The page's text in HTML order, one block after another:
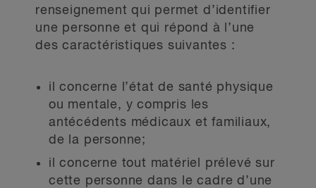
renseignement qui permet d’identifier
une personne et qui répond à l’une
des caractéristiques suivantes :
il concerne l’état de santé physique
ou mentale, y compris les
antécédents médicaux et familiaux,
de la personne;
il concerne tout matériel prélevé sur
cette personne dans le cadre d’une